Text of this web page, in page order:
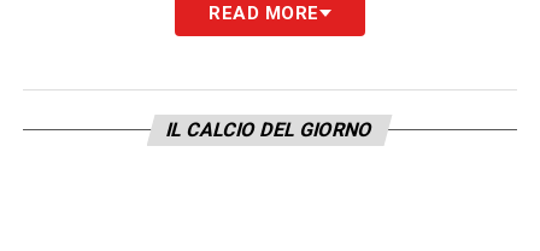
READ MORE
IL CALCIO DEL GIORNO